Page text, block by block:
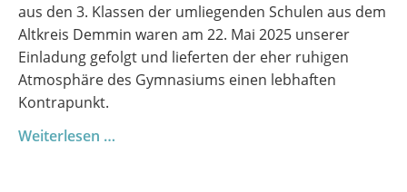
aus den 3. Klassen der umliegenden Schulen aus dem
Altkreis Demmin waren am 22. Mai 2025 unserer
Einladung gefolgt und lieferten der eher ruhigen
Atmosphäre des Gymnasiums einen lebhaften
Kontrapunkt.
Weiterlesen …